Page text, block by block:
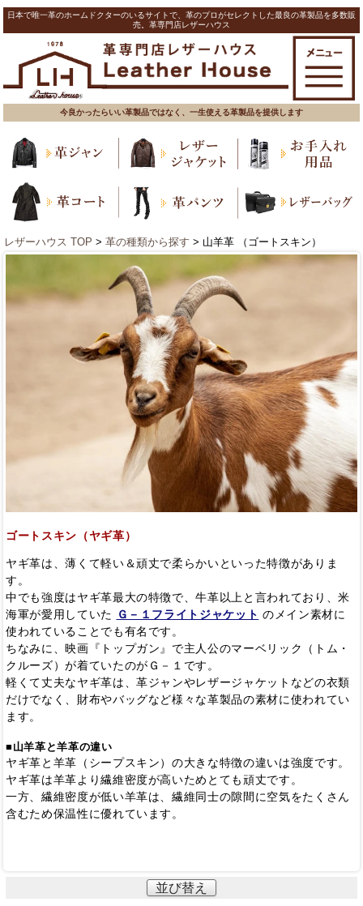
日本で唯一革のホームドクターのいるサイトで、革のプロがセレクトした最良の革製品を多数販
売。革専門店レザーハウス
今良かったらいい革製品ではなく、一生使える革製品を提供します
レザーハウス TOP > 革の種類から探す > 山羊革 （ゴートスキン）
ゴートスキン（ヤギ革）
ヤギ革は、薄くて軽い＆頑丈で柔らかいといった特徴がありま
す。
中でも強度はヤギ革最大の特徴で、牛革以上と言われており、米
海軍が愛用していた
Ｇ－１フライトジャケット のメイン素材に
使われていることでも有名です。
ちなみに、映画『トップガン』で主人公のマーベリック（トム・
クルーズ）が着ていたのがＧ－１です。
軽くて丈夫なヤギ革は、革ジャンやレザージャケットなどの衣類
だけでなく、財布やバッグなど様々な革製品の素材に使われてい
ます。
■山羊革と羊革の違い
ヤギ革と羊革（シープスキン）の大きな特徴の違いは強度です。
ヤギ革は羊革より繊維密度が高いためとても頑丈です。
一方、繊維密度が低い羊革は、繊維同士の隙間に空気をたくさん
含むため保温性に優れています。
並び替え